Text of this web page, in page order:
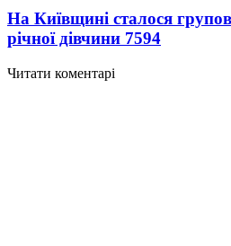
На Київщині сталося
річної дівчини 7594
Читати коментарі